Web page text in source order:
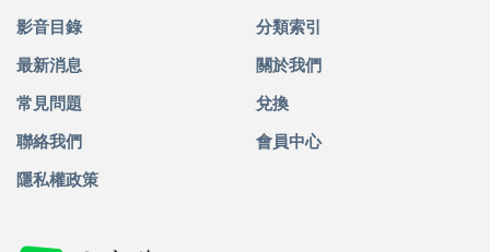
影音目錄 分類索引
最新消息 關於我們
常見問題 兌換
聯絡我們 會員中心
隱私權政策